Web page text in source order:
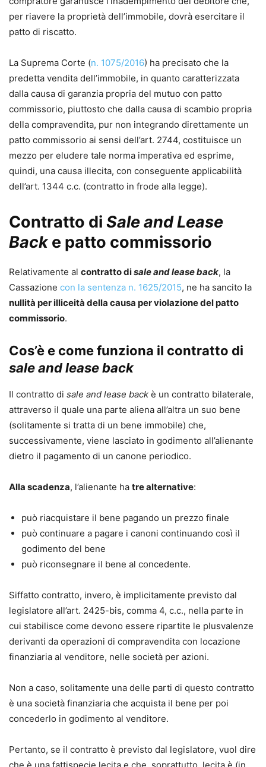
per riavere la proprietà dell’immobile, dovrà esercitare il
patto di riscatto.
La Suprema Corte (n. 1075/2016) ha precisato che la
predetta vendita dell’immobile, in quanto caratterizzata
dalla causa di garanzia propria del mutuo con patto
commissorio, piuttosto che dalla causa di scambio propria
della compravendita, pur non integrando direttamente un
patto commissorio ai sensi dell’art. 2744, costituisce un
mezzo per eludere tale norma imperativa ed esprime,
quindi, una causa illecita, con conseguente applicabilità
dell’art. 1344 c.c. (contratto in frode alla legge).
Contratto di Sale and Lease
Backe patto commissorio
Relativamente al contratto disale and lease back, la
Cassazione con la sentenza n. 1625/2015, ne ha sancito la
nullità per illiceità della causa per violazione del patto
commissorio.
Cos’è e come funziona il contratto di
sale and lease back
Il contratto di sale and lease back è un contratto bilaterale,
attraverso il quale una parte aliena all’altra un suo bene
(solitamente si tratta di un bene immobile) che,
successivamente, viene lasciato in godimento all’alienante
dietro il pagamento di un canone periodico.
Alla scadenza, l’alienante ha tre alternative:
può riacquistare il bene pagando un prezzo finale
può continuare a pagare i canoni continuando così il
godimento del bene
può riconsegnare il bene al concedente.
Siffatto contratto, invero, è implicitamente previsto dal
legislatore all’art. 2425-bis, comma 4, c.c., nella parte in
cui stabilisce come devono essere ripartite le plusvalenze
derivanti da operazioni di compravendita con locazione
finanziaria al venditore, nelle società per azioni.
Non a caso, solitamente una delle parti di questo contratto
è una società finanziaria che acquista il bene per poi
concederlo in godimento al venditore.
Pertanto, se il contratto è previsto dal legislatore, vuol dire